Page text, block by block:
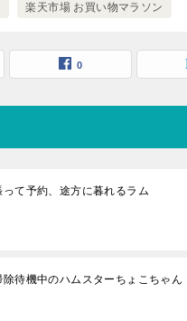
楽天市場 お買い物マラソン
0
って予約、途方に暮れるラム
除待機中のハムスターちょこちゃん